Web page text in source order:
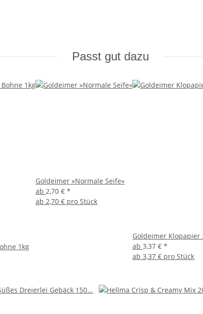
Passt gut dazu
1kg
Goldeimer »Normale Seife«
ab 2,70 € *
ab 2,70 € pro Stück
Goldeimer Klopapier
ab 3,37 € *
ab 3,37 € pro Stück